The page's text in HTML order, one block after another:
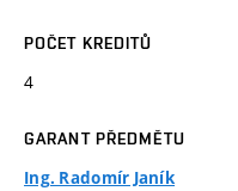
POČET KREDITŮ
4
GARANT PŘEDMĚTU
Ing. Radomír Janík